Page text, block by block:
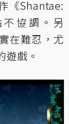
《Shantae:
協調。另
在難忍，尤
遊戲。